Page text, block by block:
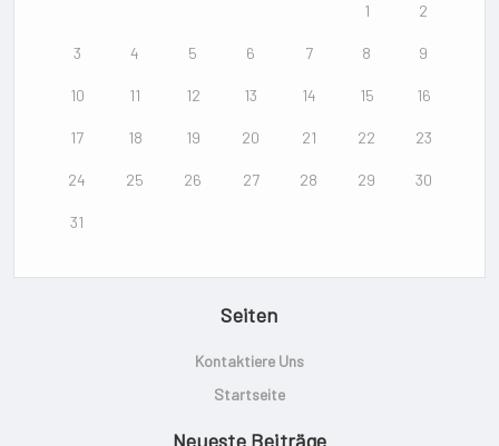
1 2
3 4 5 6 7 8 9
10 11 12 13 14 15 16
17 18 19 20 21 22 23
24 25 26 27 28 29 30
31
Seiten
Kontaktiere Uns
Startseite
Neueste Beiträge